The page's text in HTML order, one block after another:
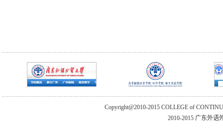
Copyright@2010-2015 COLLEGE of
2010-2015 广东外语